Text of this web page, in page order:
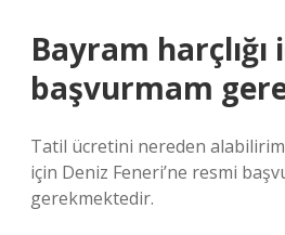
Bayram
başvurmam
Tatil ücretini nereden
için Deniz Feneri’ne resmi
gerekmektedir.